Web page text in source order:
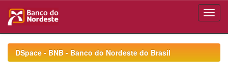
navigationDSpace - BNB - Banco do Nordeste do Brasil